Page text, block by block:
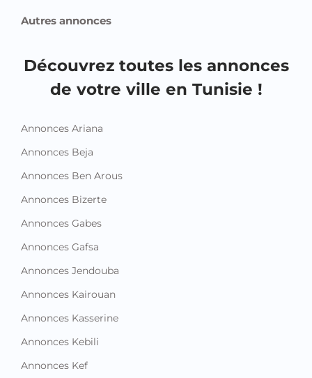
Découvrez toutes les annonces
Annonces Ariana
Annonces Ben Arous
Annonces Bizerte
Annonces Gabes
Annonces Gafsa
Annonces Jendouba
Annonces Kairouan
Annonces Kasserine
Annonces Kebili
Annonces Kef
Annonces Mahdia
Annonces Manouba